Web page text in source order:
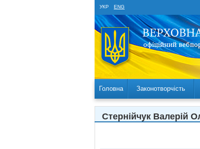
УКР ENG
Головна Законотворчість
Стернійчук Валерій